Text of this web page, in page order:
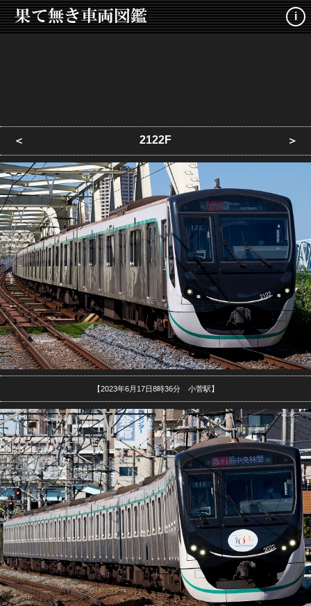
i
＜ 2122F ＞
【2023年6月17日8時36分 小菅駅】